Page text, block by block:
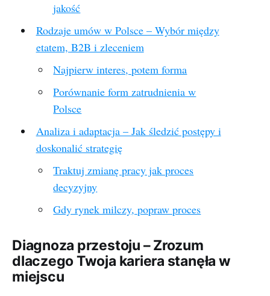
jakość
Rodzaje umów w Polsce – Wybór między
etatem, B2B i zleceniem
Najpierw interes, potem forma
Porównanie form zatrudnienia w
Polsce
Analiza i adaptacja – Jak śledzić postępy i
doskonalić strategię
Traktuj zmianę pracy jak proces
decyzyjny
Gdy rynek milczy, popraw proces
Diagnoza przestoju – Zrozum
dlaczego Twoja kariera stanęła w
miejscu